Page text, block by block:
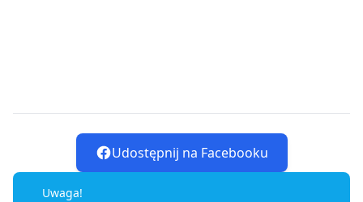
Udostępnij na Facebooku
Uwaga!